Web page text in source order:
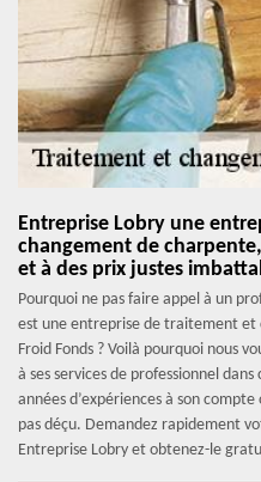
Entreprise Lobry une
changement de
et à des prix justes
Pourquoi ne pas faire appel à un
est une entreprise de traitement et
Froid Fonds ? Voilà pourquoi nous
à ses services de professionnel
années d’expériences à son
pas déçu. Demandez rapidement
Entreprise Lobry et obtenez-le